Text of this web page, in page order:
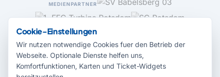
MEDIENPARTNER
Cookie-Einstellungen
Wir nutzen notwendige Cookies fuer den Betrieb der
Webseite. Optionale Dienste helfen uns,
Komfortfunktionen, Karten und Ticket-Widgets